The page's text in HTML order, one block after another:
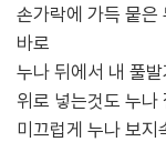
손가락에 가득 뭍은
바로
누나 뒤에서 내 풀
위로 넣는것도 누나
미끄럽게 누나 보지